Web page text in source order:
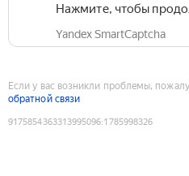
Нажмите, чтобы
Yandex SmartCaptcha
Если у вас возникли проблемы,
обратной связи
9175854363313995096:1785998326